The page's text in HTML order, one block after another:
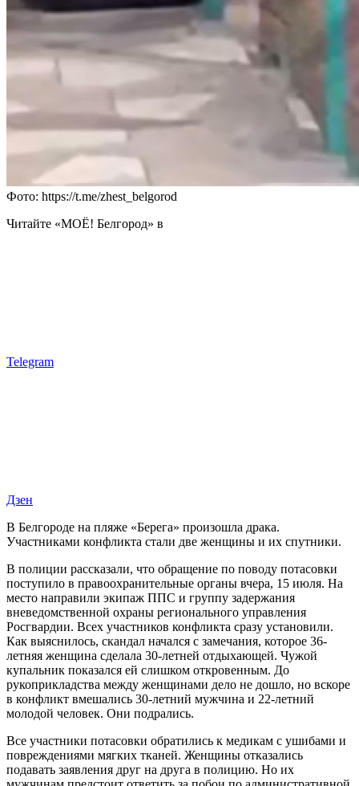
Фото: https://t.me/zhest_belgorod
Читайте «МОЁ! Белгород» в
Telegram
Дзен
В Белгороде на пляже «Берега» произошла драка.
Участниками конфликта стали две женщины и их спутники.
В полиции рассказали, что обращение по поводу потасовки
поступило в правоохранительные органы вчера, 15 июля. На
место направили экипаж ППС и группу задержания
вневедомственной охраны регионального управления
Росгвардии. Всех участников конфликта сразу установили.
Как выяснилось, скандал начался с замечания, которое 36-
летняя женщина сделала 30-летней отдыхающей. Чужой
купальник показался ей слишком откровенным. До
рукоприкладства между женщинами дело не дошло, но вскоре
в конфликт вмешались 30-летний мужчина и 22-летний
молодой человек. Они подрались.
Все участники потасовки обратились к медикам с ушибами и
повреждениями мягких тканей. Женщины отказались
подавать заявления друг на друга в полицию. Но их